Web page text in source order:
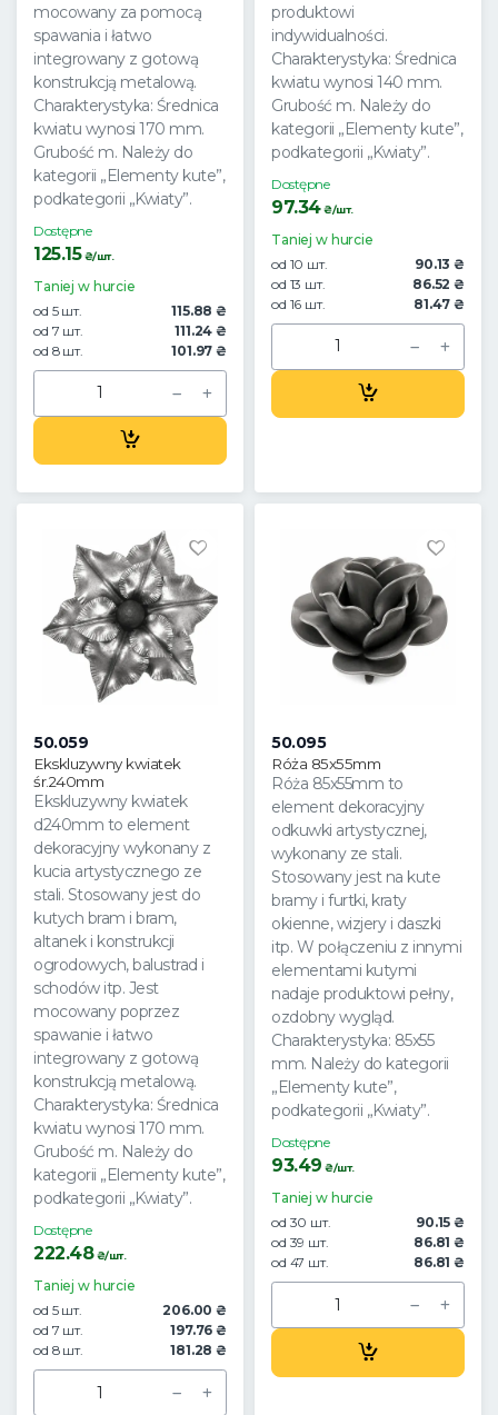
mocowany za pomocą
spawania i łatwo
integrowany z gotową
konstrukcją metalową.
Charakterystyka: Średnica
kwiatu wynosi 170 mm.
Grubość m. Należy do
kategorii „Elementy kute”,
podkategorii „Kwiaty”.
Dostępne
125.15₴/шт.
Taniej w hurcie
od 5 шт.
115.88 ₴
od 7 шт.
111.24 ₴
od 8 шт.
101.97 ₴
produktowi
indywidualności.
Charakterystyka: Średnica
kwiatu wynosi 140 mm.
Grubość m. Należy do
kategorii „Elementy kute”,
podkategorii „Kwiaty”.
Dostępne
97.34₴/шт.
Taniej w hurcie
od 10 шт.
90.13 ₴
od 13 шт.
86.52 ₴
od 16 шт.
81.47 ₴
50.059
Ekskluzywny kwiatek
śr.240mm
Ekskluzywny kwiatek
d240mm to element
dekoracyjny wykonany z
kucia artystycznego ze
stali. Stosowany jest do
kutych bram i bram,
altanek i konstrukcji
ogrodowych, balustrad i
schodów itp. Jest
mocowany poprzez
spawanie i łatwo
integrowany z gotową
konstrukcją metalową.
Charakterystyka: Średnica
kwiatu wynosi 170 mm.
Grubość m. Należy do
kategorii „Elementy kute”,
podkategorii „Kwiaty”.
Dostępne
222.48₴/шт.
Taniej w hurcie
od 5 шт.
206.00 ₴
od 7 шт.
197.76 ₴
od 8 шт.
181.28 ₴
50.095
Róża 85x55mm
Róża 85x55mm to
element dekoracyjny
odkuwki artystycznej,
wykonany ze stali.
Stosowany jest na kute
bramy i furtki, kraty
okienne, wizjery i daszki
itp. W połączeniu z innymi
elementami kutymi
nadaje produktowi pełny,
ozdobny wygląd.
Charakterystyka: 85x55
mm. Należy do kategorii
„Elementy kute”,
podkategorii „Kwiaty”.
Dostępne
93.49 ₴/шт.
Taniej w hurcie
od 30 шт.
90.15 ₴
od 39 шт.
86.81 ₴
od 47 шт.
86.81 ₴